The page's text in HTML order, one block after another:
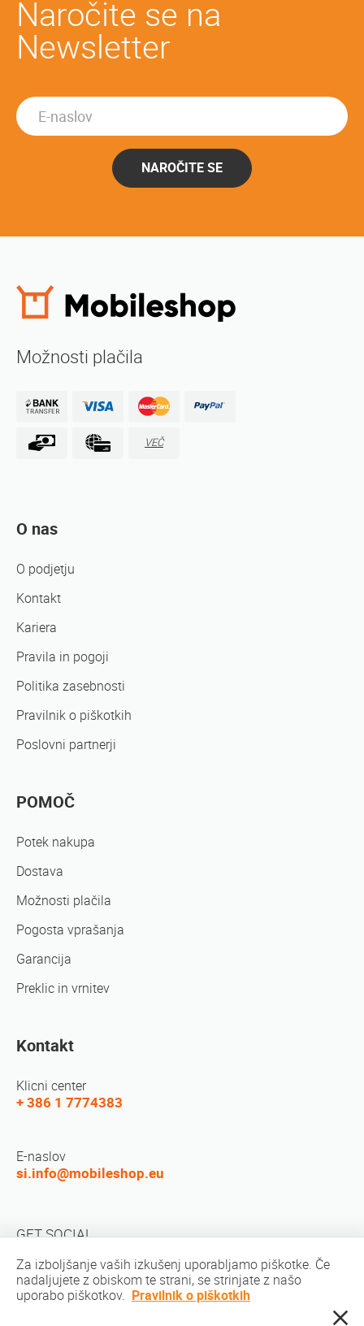
Naročite se na
Newsletter
NAROČITE SE
Možnosti plačila
VEČ
O nas
O podjetju
Kontakt
Kariera
Pravila in pogoji
Politika zasebnosti
Pravilnik o piškotkih
Poslovni partnerji
POMOČ
Potek nakupa
Dostava
Možnosti plačila
Pogosta vprašanja
Garancija
Preklic in vrnitev
Kontakt
Klicni center
+ 386 1 7774383
E-naslov
si.info@mobileshop.eu
GET SOCIAL
Za izboljšanje vaših izkušenj uporabljamo piškotke. Če
nadaljujete z obiskom te strani, se strinjate z našo
uporabo piškotkov. Pravilnik o piškotkih